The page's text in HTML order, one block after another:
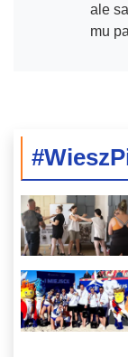
ale
mu